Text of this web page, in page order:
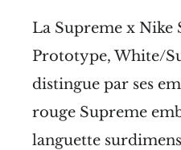
La Supreme x Nike
Prototype, White/
distingue par ses
rouge Supreme
languette